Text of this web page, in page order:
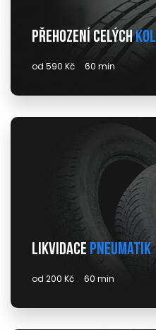
Přehození celýchkol
od 590 Kč 60 min
Likvidace pneumatik
od 200 Kč 60 min